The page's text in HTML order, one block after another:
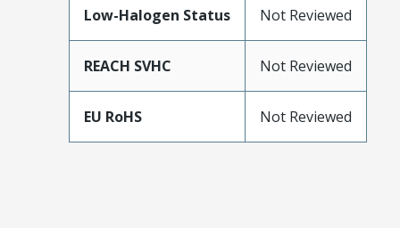
Low-Halogen Status Not Reviewed
REACH SVHC Not Reviewed
EU RoHS Not Reviewed